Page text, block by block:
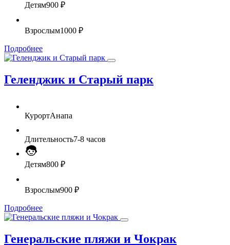
Детям900 ₽
Взрослым1000 ₽
Подробнее
Геленджик и Старый парк
КурортАнапа
Длительность7-8 часов
Детям800 ₽
Взрослым900 ₽
Подробнее
Генеральские пляжи и Чокрак